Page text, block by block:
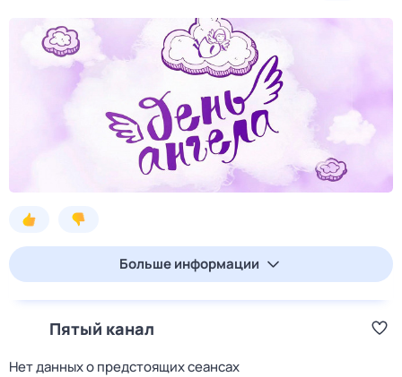
Больше информации
Пятый канал
Нет данных о предстоящих сеансах